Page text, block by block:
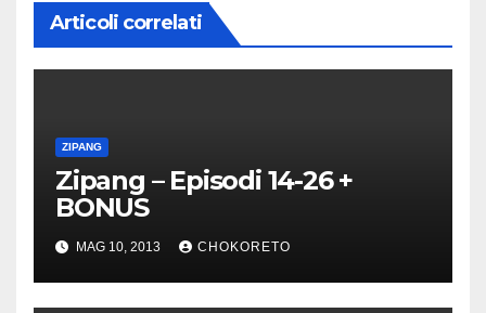
Articoli correlati
ZIPANG
Zipang – Episodi 14-26 +
BONUS
MAG 10, 2013 CHOKORETO